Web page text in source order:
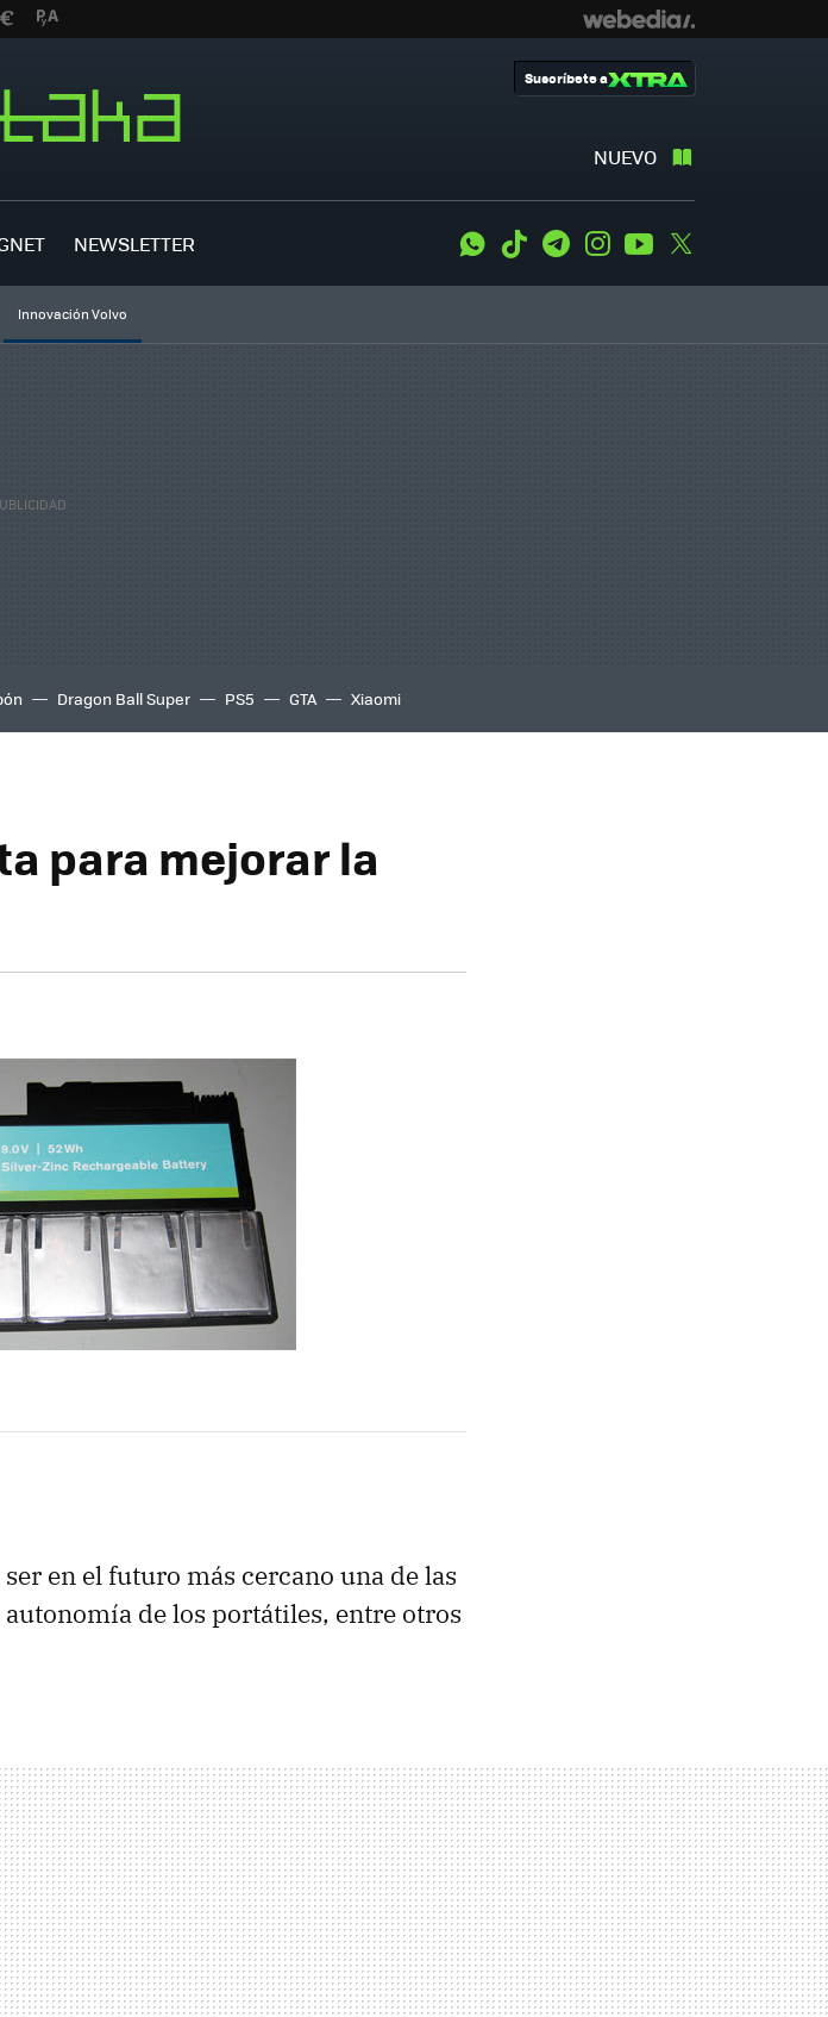
NUEVO
Suscríbete a
NEWSLETTER WhatsApp
Tiktok TelegramInstagramYoutube
Innovación Volvo
Dragon Ball Super PS5 GTA Xiaomi
para mejorar la
en el futuro más cercano una de las
de los portátiles, entre otros